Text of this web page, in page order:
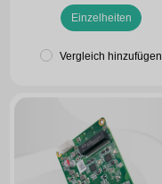
Industrie-Router
Einzelheiten
Vergleich hinzufügen